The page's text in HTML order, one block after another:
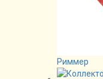
Риммер